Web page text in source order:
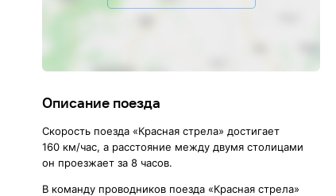
Описание поезда
Скорость поезда «Красная стрела» достигает
160 км/час, а расстояние между двумя столицами
он проезжает за 8 часов.
В команду проводников поезда «Красная стрела»